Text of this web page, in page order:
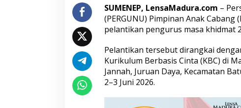
a
t
h
n
I
m
p
l
e
SUMENEP, LensaMadura.com –
(PERGUNU) Pimpinan Anak
pelantikan pengurus masa khidmat
Pelantikan tersebut dirangkai
Kurikulum Berbasis Cinta (KBC) di
Jannah, Juruan Daya, Kecamatan
2–3 Juni 2026.